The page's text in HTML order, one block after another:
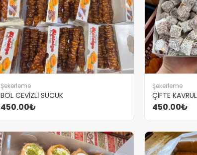
Şekerleme
BOL CEVİZLİ SUCUK
450.00₺
Şekerleme
ÇİFTE
450.00₺